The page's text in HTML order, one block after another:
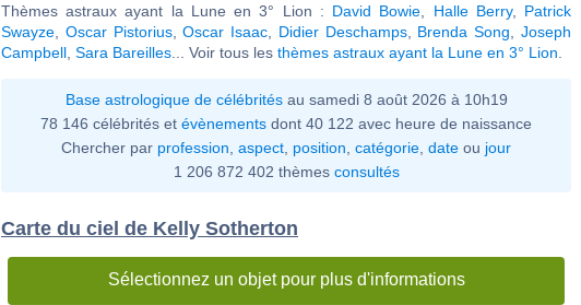
Thèmes astraux ayant la Lune en 3° Lion : David Bowie Halle Berry, Patrick
Swayze
Oscar Pistorius,Oscar Isaac Didier Deschamps, Brenda Song ,Joseph
Campbell Sara Bareilles ... Voir tous les thèmes astraux ayant la Lune en 3° Lion
Base astrologique de célébritésau samedi 8 août 2026 à 10h19
78 146 célébrités et évènements dont 40 122 avec heure de naissance
Chercher par profession aspect position catégorie date ou jour
1 206 872 402 thèmes consultés
Carte du ciel de Kelly Sotherton
Sélectionnez un objet pour plus d'informations